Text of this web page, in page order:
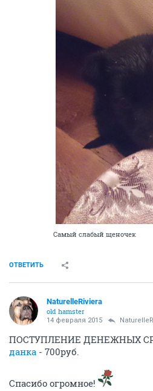
Самый слабый щеночек
ОТВЕТИТЬ
NaturelleRiviera
old hamster
14 февраля 2015
ПОСТУПЛЕНИЕ ДЕНЕЖНЫХ
данка - 700руб.
Спасибо огромное!